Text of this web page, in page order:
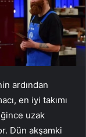
ardından
en iyi takımı
uzak
Dün akşamki